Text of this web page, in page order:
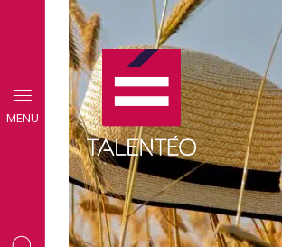
MENU
CONSEILS
EMPLOI